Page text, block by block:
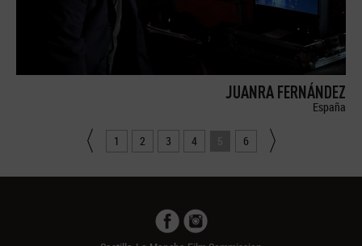
JUANRA FERNÁNDEZ
España
1 2 3 4 5 6